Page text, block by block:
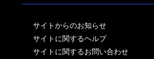
サイトからのお知らせ
サイトに関するヘルプ
サイトに関するお問い合わせ